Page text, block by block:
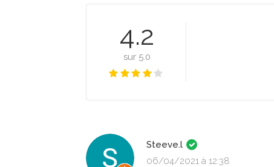
4.2
sur 5.0
Steeve.l
06/04/2021 à 12:38